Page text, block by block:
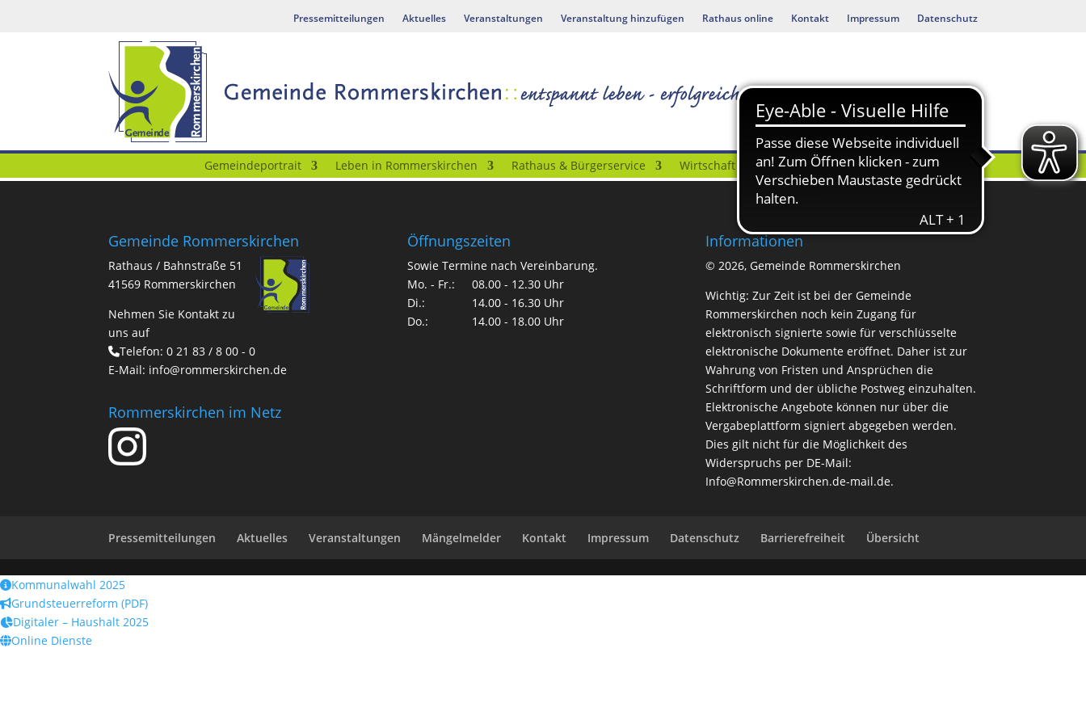
Pressemitteilungen Aktuelles Veranstaltungen Veranstaltung hinzufügen Rathaus online Kontakt Impressum Datenschutz
Gemeindeportrait Leben in Rommerskirchen Rathaus & Bürgerservice Wirtschaft Bauen & Umwelt
Gemeinde Rommerskirchen
Rathaus / Bahnstraße 51
41569 Rommerskirchen
Nehmen Sie Kontakt zu
uns auf
Telefon:0 21 83 / 8 00 - 0
E-Mail: info@rommerskirchen.de
Rommerskirchen im Netz
Öffnungszeiten
Sowie Termine nach Vereinbarung.
Mo. - Fr.:
08.00 - 12.30 Uhr
Di.:
14.00 - 16.30 Uhr
Do.:
14.00 - 18.00 Uhr
Informationen
© 2026, Gemeinde Rommerskirchen
Wichtig: Zur Zeit ist bei der Gemeinde
Rommerskirchen noch kein Zugang für
elektronisch signierte sowie für verschlüsselte
elektronische Dokumente eröffnet. Daher ist zur
Wahrung von Fristen und Ansprüchen die
Schriftform und der übliche Postweg einzuhalten.
Elektronische Angebote können nur über die
Vergabeplattform signiert abgegeben werden.
Dies gilt nicht für die Möglichkeit des
Widerspruchs per DE-Mail:
Info@Rommerskirchen.de-mail.de.
Pressemitteilungen Aktuelles Veranstaltungen Mängelmelder Kontakt Impressum Datenschutz Barrierefreiheit Übersicht
Kommunalwahl 2025
Grundsteuerreform (PDF)
Digitaler – Haushalt 2025
Online Dienste